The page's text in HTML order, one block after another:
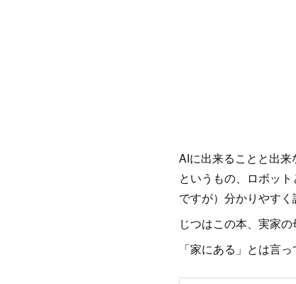
AIに出来ることと出
というもの、ロボッ
ですが）分かりやすく
じつはこの本、実家
「家にある」とは言